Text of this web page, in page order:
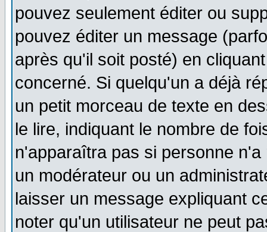
pouvez seulement éditer ou
pouvez éditer un message
après qu'il soit posté) en
concerné. Si quelqu'un a déjà
un petit morceau de texte en
le lire, indiquant le nombre de
n'apparaîtra pas si personne
un modérateur ou un
laisser un message expliquant
noter qu'un utilisateur ne peut